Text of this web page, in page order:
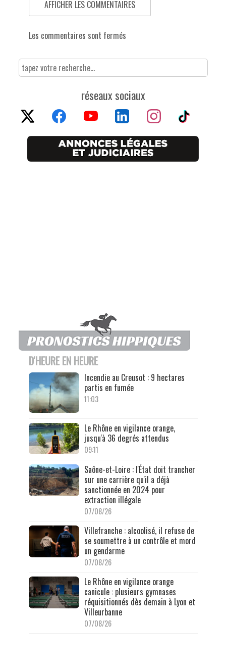
AFFICHER LES COMMENTAIRES
Les commentaires sont fermés
réseaux sociaux
D'HEURE EN HEURE
Incendie au Creusot : 9 hectares
partis en fumée
11:03
Le Rhône en vigilance orange,
jusqu'à 36 degrés attendus
09:11
Saône-et-Loire : l'État doit trancher
sur une carrière qu'il a déjà
sanctionnée en 2024 pour
extraction illégale
07/08/26
Villefranche : alcoolisé, il refuse de
se soumettre à un contrôle et mord
un gendarme
07/08/26
Le Rhône en vigilance orange
canicule : plusieurs gymnases
réquisitionnés dès demain à Lyon et
Villeurbanne
07/08/26